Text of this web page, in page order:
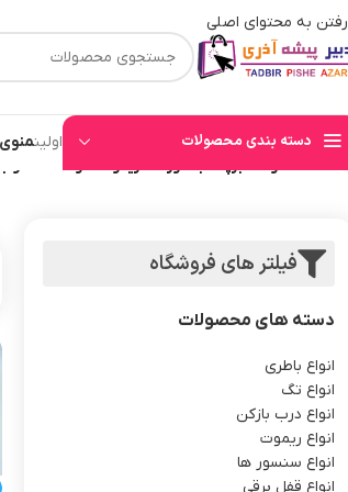
رفتن به محتوای اصلی
⚡قیمت های وب سایت بروز میباشند⚡ با توجه به حجم
دسته بندی محصولات اولینمنوی
خانه/محصولات برچسب خورده “ریموت هوشمند سو
فیلتر های فروشگاه
دسته های محصولات
انواع باطری
انواع تگ
انواع درب بازکن
انواع ریموت
انواع سنسور ها
انواع قفل برقی